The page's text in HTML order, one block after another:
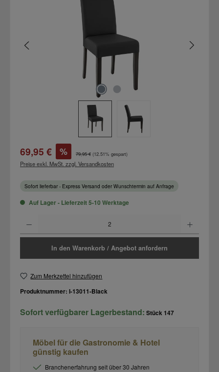
Verkaufspreis:
69,95 € % Regulärer Preis:
79,95 € (12.51% gespart)
Preise exkl. MwSt. zzgl. Versandkosten
Sofort lieferbar - Express Versand oder Wunschtermin auf Anfrage
Auf Lager - Lieferzeit 5-10 Werktage
In den Warenkorb / Angebot anfordern
Zum Merkzettel hinzufügen
Produktnummer: I-13011-Black
Sofort verfügbarer Lagerbestand: Stück 147
Möbel für die Gastronomie & Hotel
günstig kaufen
Branchenerfahrung seit über 30 Jahren